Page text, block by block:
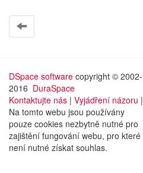
DSpace software copyright © 2002-
2016 DuraSpace
Kontaktujte nás | Vyjádření názoru |
Na tomto webu jsou používány
pouze cookies nezbytně nutné pro
zajištění fungování webu, pro které
není nutné získat souhlas.